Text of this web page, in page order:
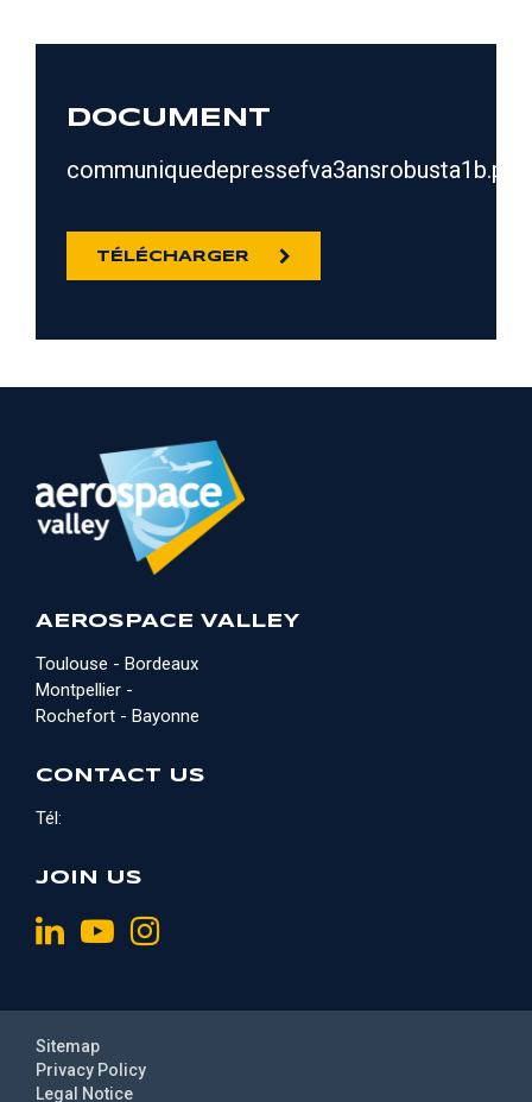
DOCUMENT
communiquedepressefva3ansrobusta1b.pdf
TÉLÉCHARGER
AEROSPACE VALLEY
Toulouse - Bordeaux
Montpellier -
Rochefort - Bayonne
CONTACT US
Tél:
JOIN US
Legal Notice
Privacy Policy
Sitemap